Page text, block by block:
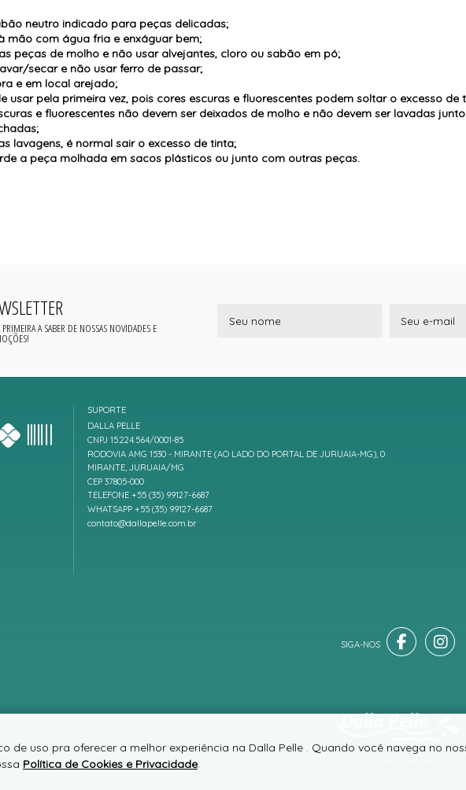
neutro indicado para peças delicadas;
mão com água fria e enxáguar bem;
peças de molho e não usar alvejantes, cloro ou sabão em pó;
secar e não usar ferro de passar;
e em local arejado;
usar pela primeira vez, pois cores escuras e fluorescentes podem soltar o excesso de
e fluorescentes não devem ser deixados de molho e não devem ser lavadas
lavagens, é normal sair o excesso de tinta;
a peça molhada em sacos plásticos ou junto com outras peças.
PRIMEIRA A SABER DE NOSSAS NOVIDADES E
SUPORTE
DALLA PELLE
CNPJ 15.224.564/0001-85
RODOVIA AMG 1530 - MIRANTE (AO LADO DO PORTAL DE JURUAIA-MG), 0
MIRANTE, JURUAIA/MG
CEP 37805-000
TELEFONE +55 (35) 99127-6687
WHATSAPP +55 (35) 99127-6687
contato@dallapelle.com.br
de uso pra oferecer a melhor experiência na Dalla Pelle . Quando você navega no
Política de Cookies e Privacidade.